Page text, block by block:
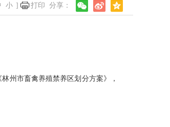
小 ] 打印 分享：
州市畜禽养殖禁养区划分方案》，